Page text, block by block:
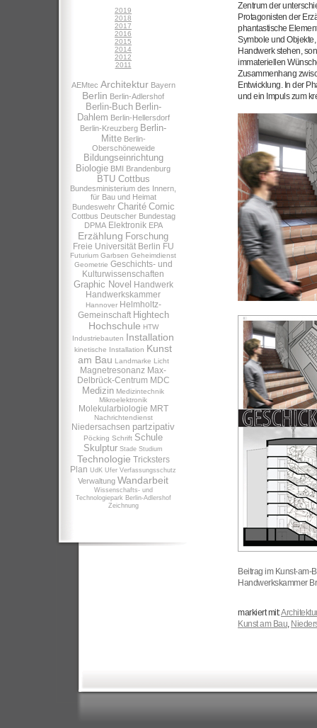
2019
2018
2017
2016
2015
2014
2012
2011
AEMtec Architektur Bayern
Berlin Berlin-Adlershof
Berlin-Buch Berlin-
Dahlem Berlin-Hellersdorf
Berlin-Kreuzberg Berlin-
Mitte Berlin-
Oberschöneweide
Bildungseinrichtung
Biologie BMI Brandenburg
BTU Cottbus
Bundesministerium des Innern,
für Bau und Heimat
Bundeswehr Charité Comic
Cottbus Deutscher Bundestag
DPMA Elektronik EPA
Erzählung Forschung
Freie Universität Berlin FU
Futurium Garbsen Geheimdienst
Geometrie Geschichts- und
Kulturwissenschaften
Graphic Novel Handwerk
Handwerkskammer
Hannover Helmholtz-
Gemeinschaft Hightech
Hochschule HTW
Industriebauten Installation
kinetische Installation Kunst
am Bau Landmarke Licht
Magnetresonanz Max-
Delbrück-Centrum MDC
Medizin Medizintechnik
Mikroelektronik
Molekularbiologie MRT
Nachrichtendienst
Niedersachsen partzipativ
Pöcking Schrift Schule
Skulptur Stade Studium
Technologie Tricksters
Plan UdK Ufer Verfassungsschutz
Verwaltung Wandarbeit
Wissenschafts- und
Technologiepark Berlin-Adlershof
Zeichnung
Zentrum der
Protagonisten der
phantastische
Symbole und
Handwerk stehen,
immateriellen
Zusammenhang
Entwicklung. In der
und ein Impuls zum
Beitrag im Kunst-am-
Handwerkskammer
markiert mit:Architektur
Kunst am Bau,